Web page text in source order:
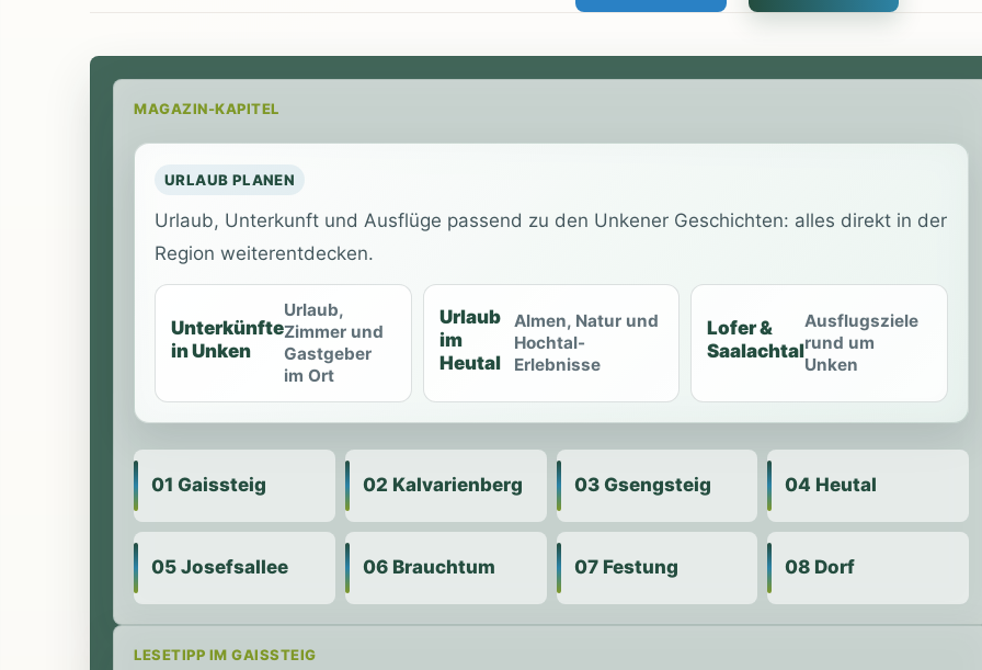
MAGAZIN-KAPITEL
URLAUB PLANEN
Urlaub, Unterkunft und Ausflüge passend zu den Unkener Geschichten: alles direkt in der
Region weiterentdecken.
Unterkünfte
in Unken
Urlaub,
Zimmer und
Gastgeber
im Ort
Urlaub
im
Heutal
Almen, Natur und
Hochtal-
Erlebnisse
Lofer &
Saalachtal
Ausflugsziele
rund um
Unken
01 Gaissteig 02 Kalvarienberg 03 Gsengsteig 04 Heutal
05 Josefsallee 06 Brauchtum 07 Festung 08 Dorf
LESETIPP IM GAISSTEIG